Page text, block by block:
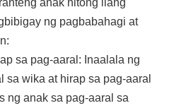
anak nitong ilang
ng pagbabahagi at
sa pag-aaral: Inaalala ng
sa wika at hirap sa pag-aaral
ng anak sa pag-aaral sa